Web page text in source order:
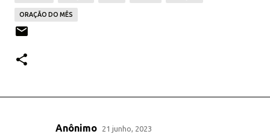
ORAÇÃO DO MÊS
Anônimo 21 junho, 2023